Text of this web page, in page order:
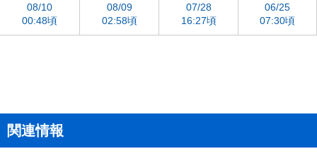
08/10
00:48頃
08/09
02:58頃
07/28
16:27頃
06/25
07:30頃
関連情報